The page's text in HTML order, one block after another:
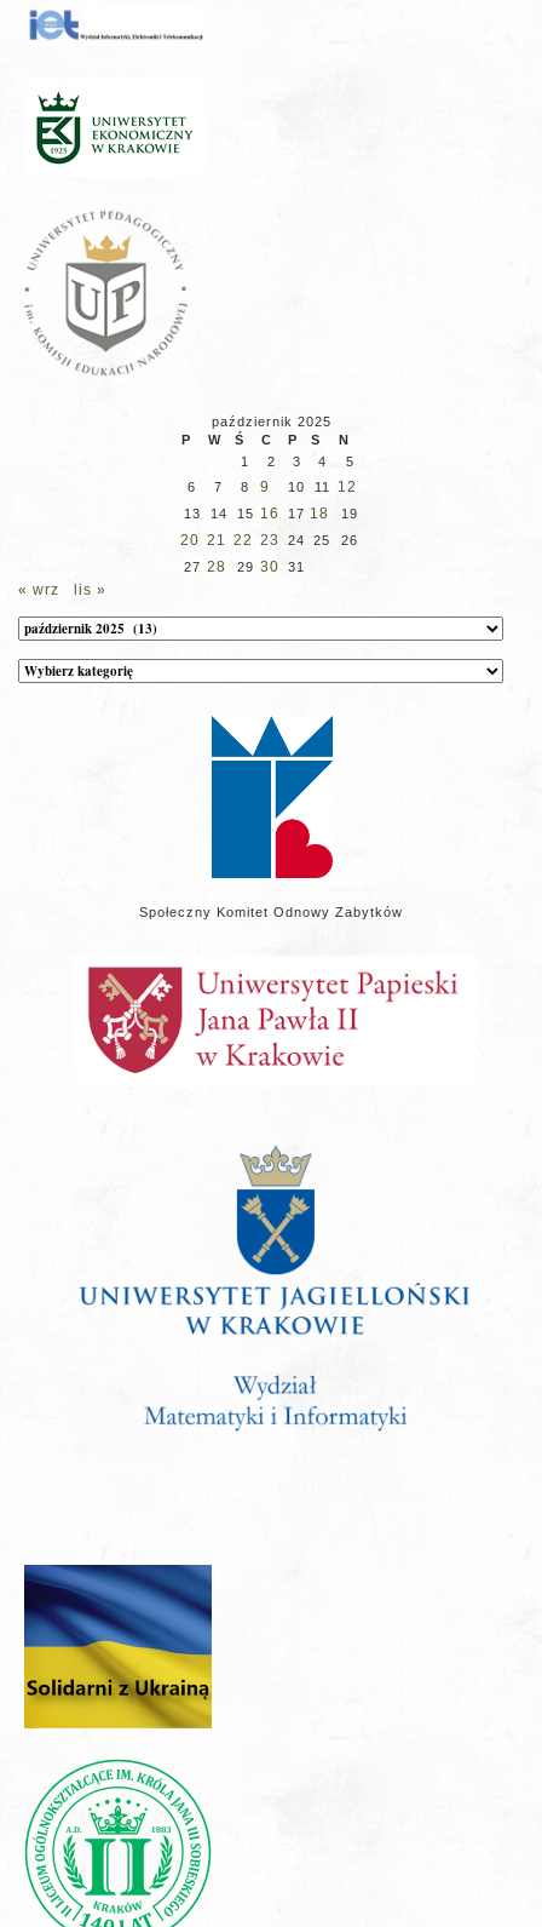
październik 2025
P
W Ś C P S
N
1
2 3 4
5
6
7 8 9 10 11 12
13 14 15 16 17 18 19
20 21 22 23 24 25
26
27 28 29 30 31
« wrz lis »
Archiwum
Kategorie
wpisów
Społeczny Komitet Odnowy Zabytków